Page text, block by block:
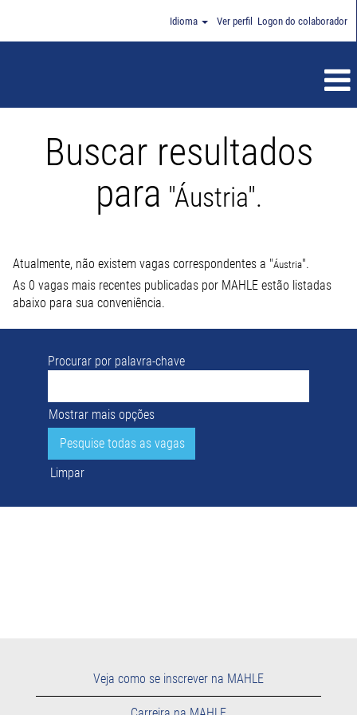
Idioma Ver perfil Logon do colaborador
Buscar resultados
para "Áustria".
Atualmente, não existem vagas correspondentes a "Áustria".
As 0 vagas mais recentes publicadas por MAHLE estão listadas
abaixo para sua conveniência.
Procurar por palavra-chave
Mostrar mais opções
Limpar
Veja como se inscrever na MAHLE